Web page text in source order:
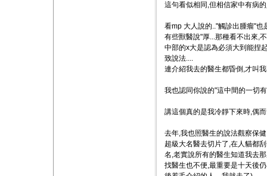
這句看似相同,但相信家中有病
看mp 大人說的.."觸診出腫瘤"也
有些獸醫說"厚...那種看不出來,
中部的x大是認為必須大到能捏
致說法....
連介紹我去的醫生都昏倒,才叫
我也認同你說的"這中間的一切
講這個真的是我冷靜下來時,偶
去年,我也照醫生的說法觀察保
超級大名醫去切片了,在人貓都
名,老實說所有的醫生知道我去
找醫生也不便,最重要是十天後